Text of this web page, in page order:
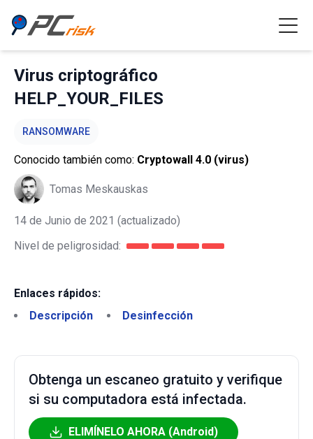
Virus criptográfico
HELP_YOUR_FILES
RANSOMWARE
Conocido también como: Cryptowall 4.0 (virus)
Tomas Meskauskas
14 de Junio de 2021 (actualizado)
Nivel de peligrosidad:
Enlaces rápidos:
Descripción
Desinfección
Obtenga un escaneo gratuito y verifique
si su computadora está infectada.
ELIMÍNELO AHORA (Android)